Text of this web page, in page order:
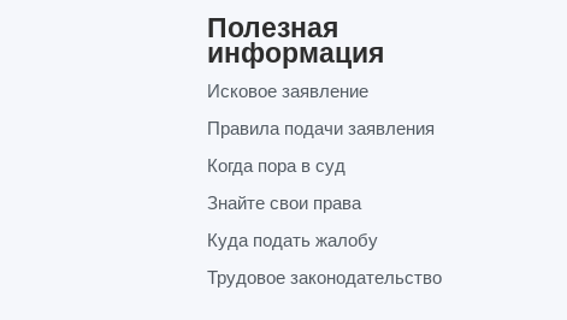
Полезная
информация
Исковое заявление
Правила подачи заявления
Когда пора в суд
Знайте свои права
Куда подать жалобу
Трудовое законодательство